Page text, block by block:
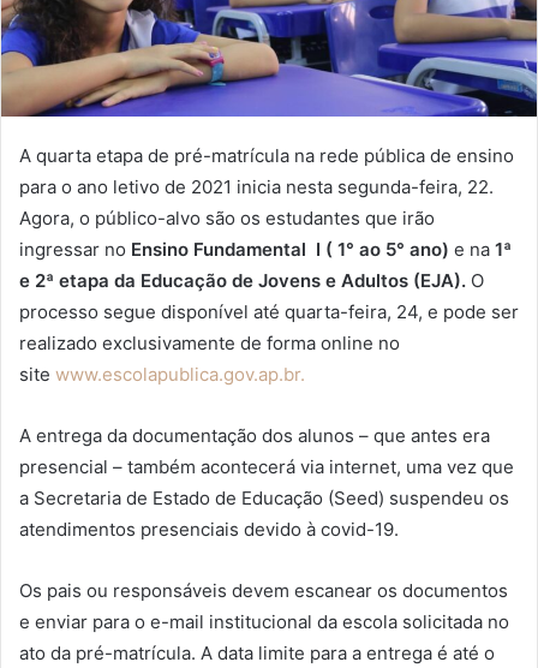
A quarta etapa de pré-matrícula na rede pública de ensino
para o ano letivo de 2021 inicia nesta segunda-feira, 22.
Agora, o público-alvo são os estudantes que irão
ingressar no Ensino Fundamental I ( 1° ao 5° ano) e na 1ª
e 2ª etapa da Educação de Jovens e Adultos (EJA). O
processo segue disponível até quarta-feira, 24, e pode ser
realizado exclusivamente de forma online no
site www.escolapublica.gov.ap.br.
A entrega da documentação dos alunos – que antes era
presencial – também acontecerá via internet, uma vez que
a Secretaria de Estado de Educação (Seed) suspendeu os
atendimentos presenciais devido à covid-19.
Os pais ou responsáveis devem escanear os documentos
e enviar para o e-mail institucional da escola solicitada no
ato da pré-matrícula. A data limite para a entrega é até o